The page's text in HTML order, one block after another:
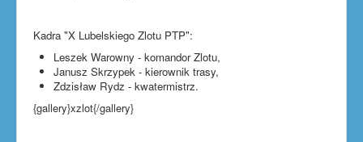
Kadra "X Lubelskiego Zlotu PTP":
Leszek Warowny - komandor Zlotu,
Janusz Skrzypek - kierownik trasy,
Zdzisław Rydz - kwatermistrz.
{gallery}xzlot{/gallery}